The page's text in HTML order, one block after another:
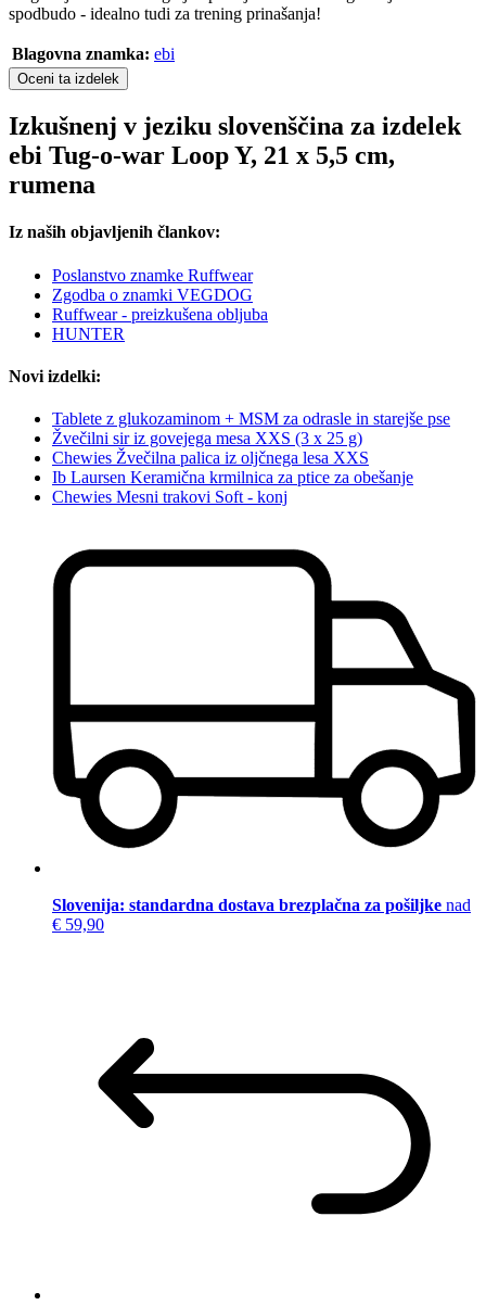
spodbudo - idealno tudi za trening prinašanja!
Blagovna znamka: ebi
Oceni ta izdelek
Izkušnenj v jeziku slovenščina za izdelek
ebi Tug-o-war Loop Y, 21 x 5,5 cm,
rumena
Iz naših objavljenih člankov:
Poslanstvo znamke Ruffwear
Zgodba o znamki VEGDOG
Ruffwear - preizkušena obljuba
HUNTER
Novi izdelki:
Tablete z glukozaminom + MSM za odrasle in starejše pse
Žvečilni sir iz govejega mesa XXS (3 x 25 g)
Chewies Žvečilna palica iz oljčnega lesa XXS
Ib Laursen Keramična krmilnica za ptice za obešanje
Chewies Mesni trakovi Soft - konj
Slovenija: standardna dostava brezplačna za pošiljke nad
€ 59,90